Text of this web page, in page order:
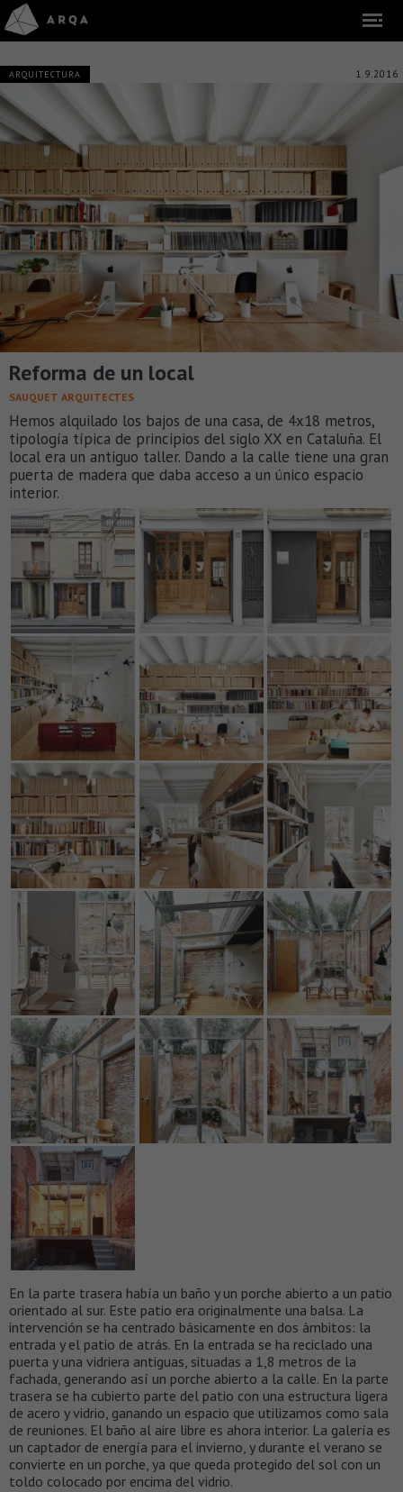
ARQUITECTURA 1.9.2016
Reforma de un local
SAUQUET ARQUITECTES
Hemos alquilado los bajos de una casa, de 4x18 metros,
tipología típica de principios del siglo XX en Cataluña. El
local era un antiguo taller. Dando a la calle tiene una gran
puerta de madera que daba acceso a un único espacio
interior.
En la parte trasera había un baño y un porche abierto a un patio
orientado al sur. Este patio era originalmente una balsa. La
intervención se ha centrado básicamente en dos ámbitos: la
entrada y el patio de atrás. En la entrada se ha reciclado una
puerta y una vidriera antiguas, situadas a 1,8 metros de la
fachada, generando así un porche abierto a la calle. En la parte
trasera se ha cubierto parte del patio con una estructura ligera
de acero y vidrio, ganando un espacio que utilizamos como sala
de reuniones. El baño al aire libre es ahora interior. La galería es
un captador de energía para el invierno, y durante el verano se
convierte en un porche, ya que queda protegido del sol con un
toldo colocado por encima del vidrio.